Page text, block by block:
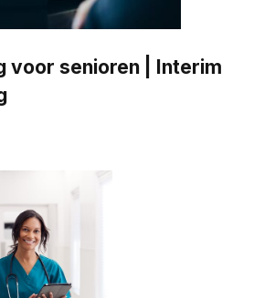
voor senioren | Interim